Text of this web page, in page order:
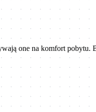
one na komfort pobytu.